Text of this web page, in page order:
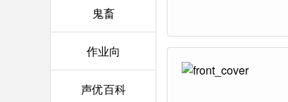
鬼畜
作业向
声优百科